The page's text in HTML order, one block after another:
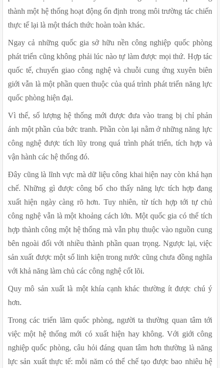
thành một hệ thống hoạt động ổn định trong môi trường tác chiến
thực tế lại là một thách thức hoàn toàn khác.
Ngay cả những quốc gia sở hữu nền công nghiệp quốc phòng
phát triển cũng không phải lúc nào tự làm được mọi thứ. Hợp tác
quốc tế, chuyển giao công nghệ và chuỗi cung ứng xuyên biên
giới vẫn là một phần quen thuộc của quá trình phát triển năng lực
quốc phòng hiện đại.
Vì thế, số lượng hệ thống mới được đưa vào trang bị chỉ phản
ánh một phần của bức tranh. Phần còn lại nằm ở những năng lực
công nghệ được tích lũy trong quá trình phát triển, tích hợp và
vận hành các hệ thống đó.
Đây cũng là lĩnh vực mà dữ liệu công khai hiện nay còn khá hạn
chế. Những gì được công bố cho thấy năng lực tích hợp đang
xuất hiện ngày càng rõ hơn. Tuy nhiên, từ tích hợp tới tự chủ
công nghệ vẫn là một khoảng cách lớn. Một quốc gia có thể tích
hợp thành công một hệ thống mà vẫn phụ thuộc vào nguồn cung
bên ngoài đối với nhiều thành phần quan trọng. Ngược lại, việc
sản xuất được một số linh kiện trong nước cũng chưa đồng nghĩa
với khả năng làm chủ các công nghệ cốt lõi.
Quy mô sản xuất là một khía cạnh khác thường ít được chú ý
hơn.
Trong các triển lãm quốc phòng, người ta thường quan tâm tới
việc một hệ thống mới có xuất hiện hay không. Với giới công
nghiệp quốc phòng, câu hỏi đáng quan tâm hơn thường là năng
lực sản xuất thực tế: mỗi năm có thể chế tạo được bao nhiêu hệ